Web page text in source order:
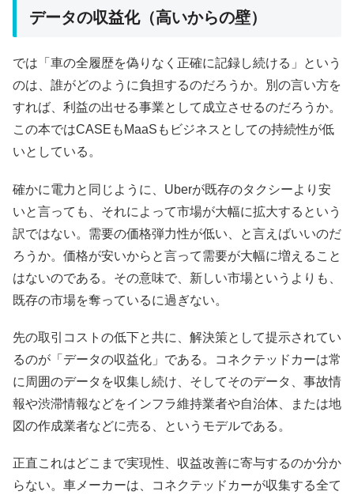
データの収益化（高いからの壁）
では「車の全履歴を偽りなく正確に記録し続ける」という
のは、誰がどのように負担するのだろうか。別の言い方を
すれば、利益の出せる事業として成立させるのだろうか。
この本ではCASEもMaaSもビジネスとしての持続性が低
いとしている。
確かに電力と同じように、Uberが既存のタクシーより安
いと言っても、それによって市場が大幅に拡大するという
訳ではない。需要の価格弾力性が低い、と言えばいいのだ
ろうか。価格が安いからと言って需要が大幅に増えること
はないのである。その意味で、新しい市場というよりも、
既存の市場を奪っているに過ぎない。
先の取引コストの低下と共に、解決策として提示されてい
るのが「データの収益化」である。コネクテッドカーは常
に周囲のデータを収集し続け、そしてそのデータ、事故情
報や渋滞情報などをインフラ維持業者や自治体、または地
図の作成業者などに売る、というモデルである。
正直これはどこまで実現性、収益改善に寄与するのか分か
らない。車メーカーは、コネクテッドカーが収集する全て